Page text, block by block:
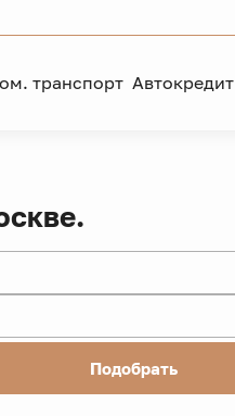
транспорт Автокредит
Подобрать